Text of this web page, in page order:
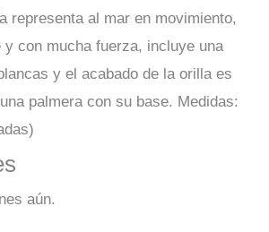
representa al mar en movimiento,
y con mucha fuerza, incluye una
y el acabado de la orilla es
palmera con su base. Medidas:
aún.